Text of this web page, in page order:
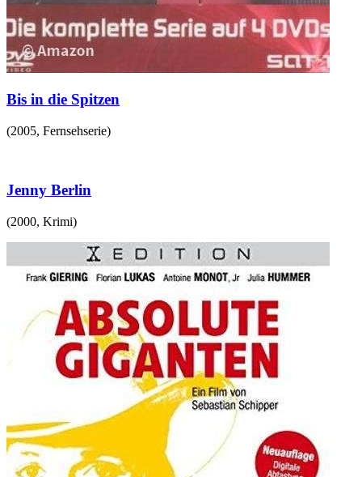
Bis in die Spitzen
(2005, Fernsehserie)
Jenny Berlin
(2000, Krimi)